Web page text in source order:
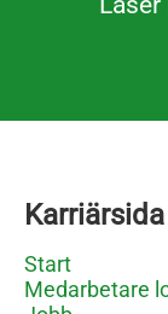
Karriärsida
Start
Medarbetare